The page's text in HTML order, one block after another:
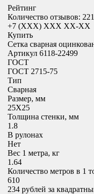
Рейтинг
Количество отзывов: 221
+7 (XXX) ХХХ ХХ-ХХ
Купить
Сетка сварная
Артикул 6118-22499
ГОСТ
ГОСТ 2715-75
Тип
Сварная
Размер, мм
25X25
Толщина стенки, мм
1.8
В рулонах
Нет
Вес 1 метра, кг
1.64
Количество метров в 1
610
234 рублей за